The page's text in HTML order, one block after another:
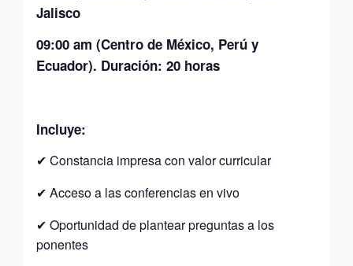
Jalisco
09:00 am (Centro de México, Perú y
Ecuador). Duración: 20 horas
Incluye:
✔ ​Constancia impresa con valor curricular
✔ ​Acceso a las conferencias en vivo
✔ ​Oportunidad de plantear preguntas a los
ponentes